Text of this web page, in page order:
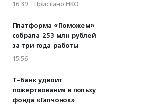
16:39 · Прислано НКО
Платформа «Поможем»
собрала 253 млн рублей
за три года работы
15:56
Т-Банк удвоит
пожертвования в пользу
фонда «Галчонок»